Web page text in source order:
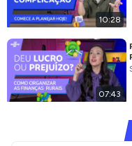
10:28
07:43